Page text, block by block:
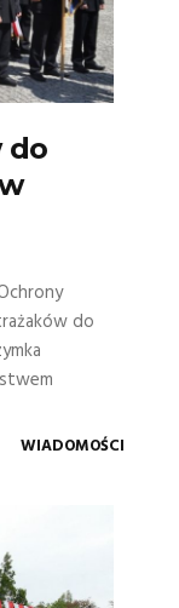
do
do
WIADOMOŚCI